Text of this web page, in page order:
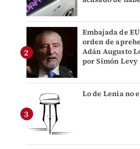
Embajada de
orden de
Adán Augusto
por Simón Levy
Lo de Lenia no